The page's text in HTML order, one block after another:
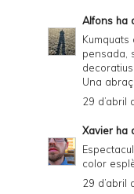
Alfons ha
pensada,
Una
29 d’abril
Xavier ha
color
29 d’abril